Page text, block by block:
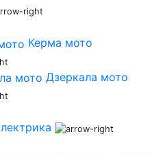
Керма мото
Дзеркала мото